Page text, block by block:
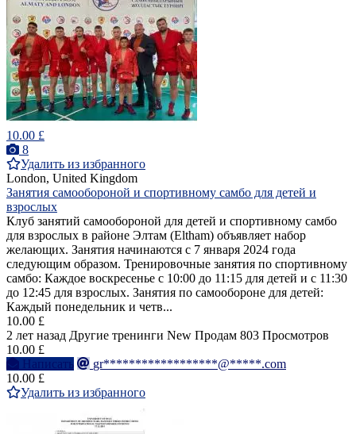
10.00 £
8
Удалить из избранного
London, United Kingdom
Занятия самообороной и спортивному самбо для детей и
взрослых
Клуб занятий самообороной для детей и спортивному самбо
для взрослых в районе Элтам (Eltham) объявляет набор
желающих. Занятия начинаются с 7 января 2024 года
следующим образом. Тренировочные занятия по спортивному
самбо: Каждое воскресенье с 10:00 до 11:15 для детей и с 11:30
до 12:45 для взрослых. Занятия по самообороне для детей:
Каждый понедельник и четв...
10.00 £
2 лет назад Другие тренинги New Продам 803 Просмотров
10.00 £
Написать
gr******************@*****.com
10.00 £
Удалить из избранного